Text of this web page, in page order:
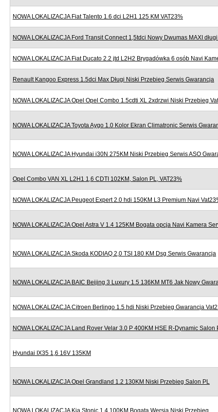
NOWA LOKALIZACJA Fiat Talento 1.6 dci L2H1 125 KM VAT23%
NOWA LOKALIZACJA Ford Transit Connect 1,5tdci Nowy Dwumas MAXI
NOWA LOKALIZACJA Fiat Ducato 2.2 jtd L2H2 Brygadówka 6 osób Navi
Renault Kangoo Express 1.5dci Max Długi Niski Przebieg Serwis Gwarancja
NOWA LOKALIZACJA Opel Opel Combo 1.5cdti XL 2xdrzwi Niski Przebieg
NOWA LOKALIZACJA Toyota Aygo 1.0 Kolor Ekran Climatronic Serwis
NOWA LOKALIZACJA Hyundai i30N 275KM Niski Przebieg Serwis ASO
Opel Combo VAN XL L2H1 1,6 CDTI 102KM, Salon PL, VAT23%
NOWA LOKALIZACJA Peugeot Expert 2.0 hdi 150KM L3 Premium Navi
NOWA LOKALIZACJA Opel Astra V 1.4 125KM Bogata opcja Navi Kamera
NOWA LOKALIZACJA Skoda KODIAQ 2,0 TSI 180 KM Dsg Serwis Gwarancja
NOWA LOKALIZACJA BAIC Beijing 3 Luxury 1.5 136KM MT6 Jak Nowy
NOWA LOKALIZACJA Citroen Berlingo 1.5 hdi Niski Przebieg Gwarancja
NOWA LOKALIZACJA Land Rover Velar 3.0 P 400KM HSE R-Dynamic Salon
Hyundai IX35 1,6 16V 135KM
NOWA LOKALIZACJA Opel Grandland 1.2 130KM Niski Przebieg Salon PL
NOWA LOKALIZACJA Kia Stonic 1.4 100KM Bogata Wersja Niski Przebieg